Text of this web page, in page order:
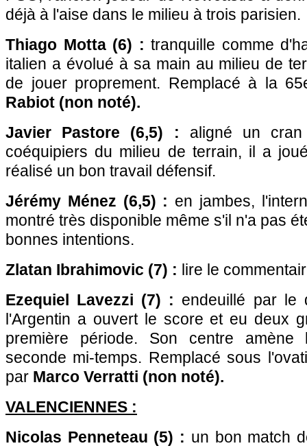
déjà à l'aise dans le milieu à trois parisien.
Thiago Motta (6) : tranquille comme
italien a évolué à sa main au milieu de
de jouer proprement. Remplacé à la
Rabiot (non noté).
Javier Pastore (6,5) : aligné un
coéquipiers du milieu de terrain, il a
réalisé un bon travail défensif.
Jérémy Ménez (6,5) : en jambes,
montré très disponible même s'il n'a pas
bonnes intentions.
Zlatan Ibrahimovic (7) : lire le
Ezequiel Lavezzi (7) : endeuillé par le
l'Argentin a ouvert le score et eu deux
première période. Son centre
seconde mi-temps. Remplacé sous
par Marco Verratti (non noté).
VALENCIENNES :
Nicolas Penneteau (5) : un bon match